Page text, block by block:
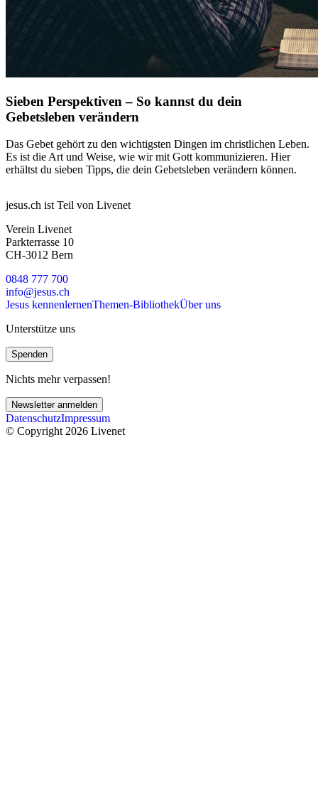
Sieben Perspektiven – So kannst du dein
Gebetsleben verändern
Das Gebet gehört zu den wichtigsten Dingen im christlichen Leben.
Es ist die Art und Weise, wie wir mit Gott kommunizieren. Hier
erhältst du sieben Tipps, die dein Gebetsleben verändern können.
jesus.ch ist Teil von Livenet
Verein Livenet
Parkterrasse 10
CH-3012 Bern
0848 777 700
info@jesus.ch
Jesus kennenlernenThemen-BibliothekÜber uns
Unterstütze uns
Spenden
Nichts mehr verpassen!
Newsletter anmelden
DatenschutzImpressum
© Copyright 2026 Livenet